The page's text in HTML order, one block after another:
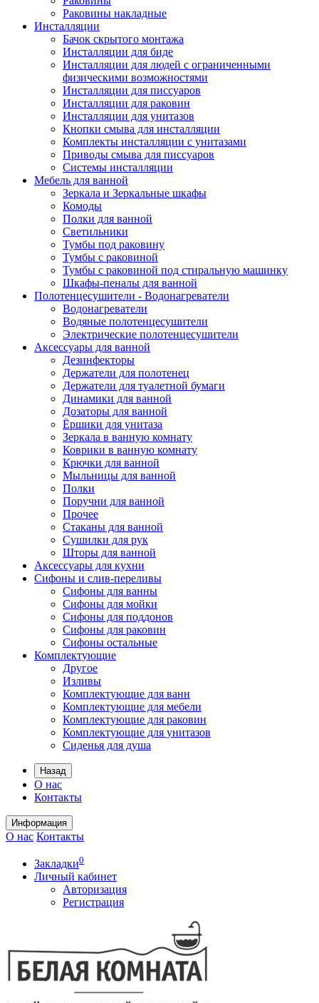
Раковины накладные
Инсталляции
Бачок скрытого монтажа
Инсталляции для биде
Инсталляции для людей с ограниченными
физическими возможностями
Инсталляции для писсуаров
Инсталляции для раковин
Инсталляции для унитазов
Кнопки смыва для инсталляции
Комплекты инсталляции с унитазами
Приводы смыва для писсуаров
Системы инсталляции
Мебель для ванной
Зеркала и Зеркальные шкафы
Комоды
Полки для ванной
Светильники
Тумбы под раковину
Тумбы с раковиной
Тумбы с раковиной под стиральную машинку
Шкафы-пеналы для ванной
Полотенцесушители - Водонагреватели
Водонагреватели
Водяные полотенцесушители
Электрические полотенцесушители
Аксессуары для ванной
Дезинфекторы
Держатели для полотенец
Держатели для туалетной бумаги
Динамики для ванной
Дозаторы для ванной
Ёршики для унитаза
Зеркала в ванную комнату
Коврики в ванную комнату
Крючки для ванной
Мыльницы для ванной
Полки
Поручни для ванной
Прочее
Стаканы для ванной
Сушилки для рук
Шторы для ванной
Аксессуары для кухни
Сифоны и слив-переливы
Сифоны для ванны
Сифоны для мойки
Сифоны для поддонов
Сифоны для раковин
Сифоны остальные
Комплектующие
Другое
Изливы
Комплектующие для ванн
Комплектующие для мебели
Комплектующие для раковин
Комплектующие для унитазов
Сиденья для душа
Назад
О нас
Контакты
Информация
О нас Контакты
Закладки0
Личный кабинет
Авторизация
Регистрация